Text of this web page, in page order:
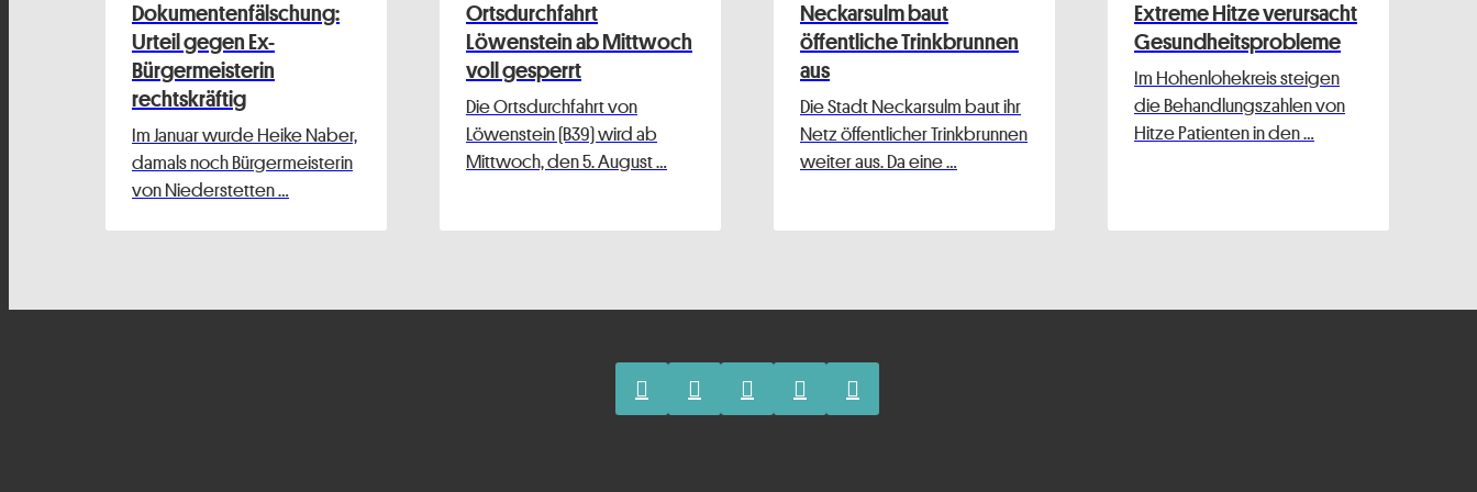
Dokumentenfälschung:
Urteil gegen Ex-
Bürgermeisterin
rechtskräftig
Im Januar wurde Heike Naber,
damals noch Bürgermeisterin
von Niederstetten …
Ortsdurchfahrt
Löwenstein ab Mittwoch
voll gesperrt
Die Ortsdurchfahrt von
Löwenstein (B39) wird ab
Mittwoch, den 5. August …
Neckarsulm baut
öffentliche Trinkbrunnen
aus
Die Stadt Neckarsulm baut ihr
Netz öffentlicher Trinkbrunnen
weiter aus. Da eine …
Extreme Hitze verursacht
Gesundheitsprobleme
Im Hohenlohekreis steigen
die Behandlungszahlen von
Hitze Patienten in den …